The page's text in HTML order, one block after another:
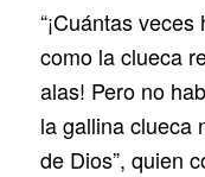
“¡Cuántas
como la clueca
alas! Pero no
la gallina clueca
de Dios”, quien